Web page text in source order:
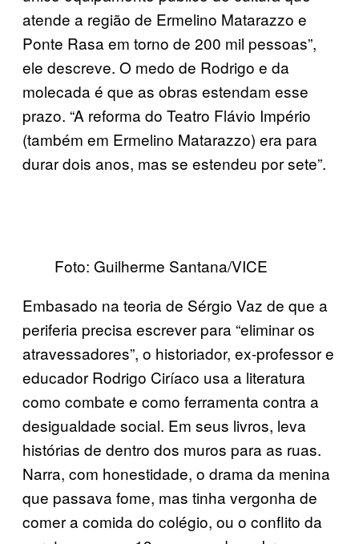
atende a região de Ermelino Matarazzo e
Ponte Rasa em torno de 200 mil pessoas”,
ele descreve. O medo de Rodrigo e da
molecada é que as obras estendam esse
prazo. “A reforma do Teatro Flávio Império
(também em Ermelino Matarazzo) era para
durar dois anos, mas se estendeu por sete”.
Foto: Guilherme Santana/VICE
Embasado na teoria de Sérgio Vaz de que a
periferia precisa escrever para “eliminar os
atravessadores”, o historiador, ex-professor e
educador Rodrigo Ciríaco usa a literatura
como combate e como ferramenta contra a
desigualdade social. Em seus livros, leva
histórias de dentro dos muros para as ruas.
Narra, com honestidade, o drama da menina
que passava fome, mas tinha vergonha de
comer a comida do colégio, ou o conflito da